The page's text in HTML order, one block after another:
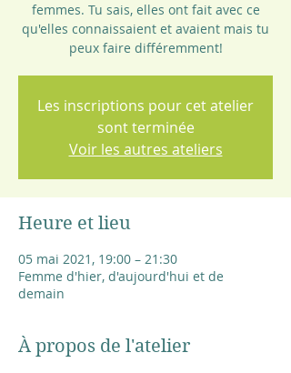
femmes. Tu sais, elles ont fait avec ce
qu'elles connaissaient et avaient mais tu
Les inscriptions pour cet atelier
sont terminée
Voir les autres ateliers
Heure et lieu
05 mai 2021, 19:00 – 21:30
Femme d'hier, d'aujourd'hui et de
demain
À propos de l'atelier